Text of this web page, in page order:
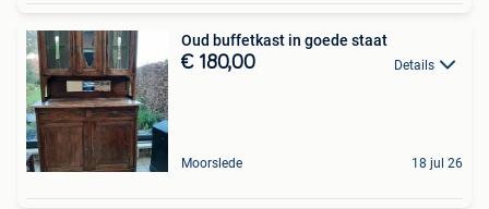
Oud buffetkast in goede staat
€ 180,00 Details
Moorslede 18 jul 26